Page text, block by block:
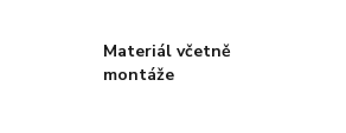
Materiál včetně
montáže